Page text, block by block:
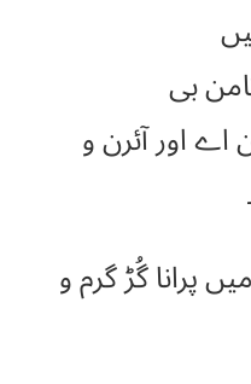
بی
اے اور آئرن و
پرانا گُڑ گرم و